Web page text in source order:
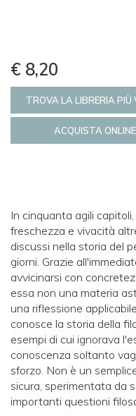
€ 8,20
TROVA LA LIBRERIA PIÙ
ACQUISTA ONLINE
In cinquanta agili
freschezza e vivacità
discussi nella storia del
giorni. Grazie
avvicinarsi con
essa non una materia
una riflessione
conosce la storia della
esempi di cui ignorava
conoscenza soltanto
sforzo. Non è un
sicura, sperimentata da
importanti questioni